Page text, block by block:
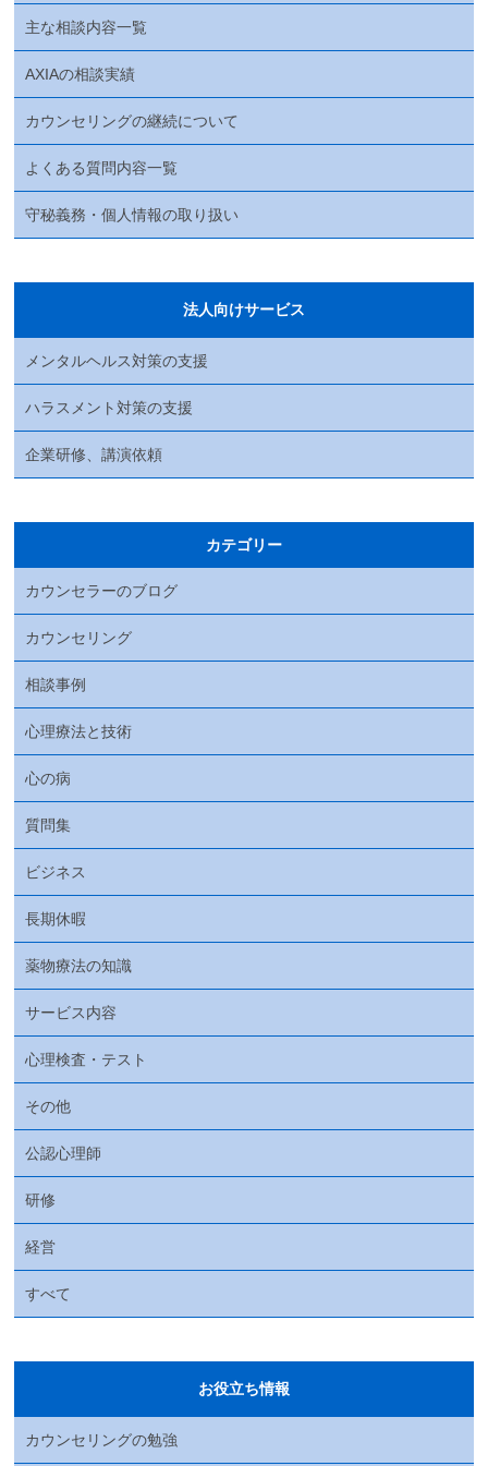
主な相談内容一覧
AXIAの相談実績
カウンセリングの継続について
よくある質問内容一覧
守秘義務・個人情報の取り扱い
法人向けサービス
メンタルヘルス対策の支援
ハラスメント対策の支援
企業研修、講演依頼
カテゴリー
カウンセラーのブログ
カウンセリング
相談事例
心理療法と技術
心の病
質問集
ビジネス
長期休暇
薬物療法の知識
サービス内容
心理検査・テスト
その他
公認心理師
研修
経営
すべて
お役立ち情報
カウンセリングの勉強